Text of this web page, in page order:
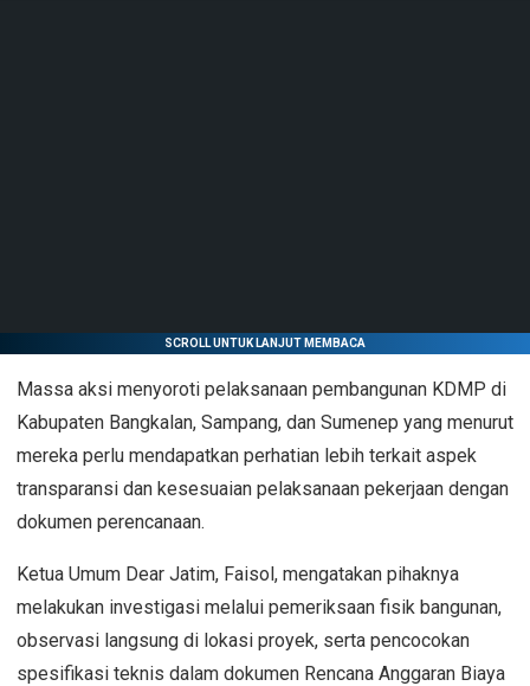
SCROLL UNTUK LANJUT MEMBACA
Massa aksi menyoroti pelaksanaan pembangunan KDMP di
Kabupaten Bangkalan, Sampang, dan Sumenep yang menurut
mereka perlu mendapatkan perhatian lebih terkait aspek
transparansi dan kesesuaian pelaksanaan pekerjaan dengan
dokumen perencanaan.
Ketua Umum Dear Jatim, Faisol, mengatakan pihaknya
melakukan investigasi melalui pemeriksaan fisik bangunan,
observasi langsung di lokasi proyek, serta pencocokan
spesifikasi teknis dalam dokumen Rencana Anggaran Biaya